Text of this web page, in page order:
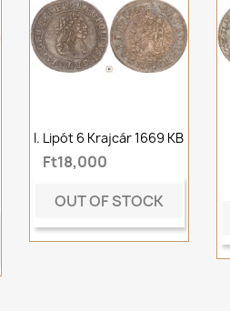
I. Lipót 6 Krajcár 1669 KB
Ft18,000
OUT OF STOCK